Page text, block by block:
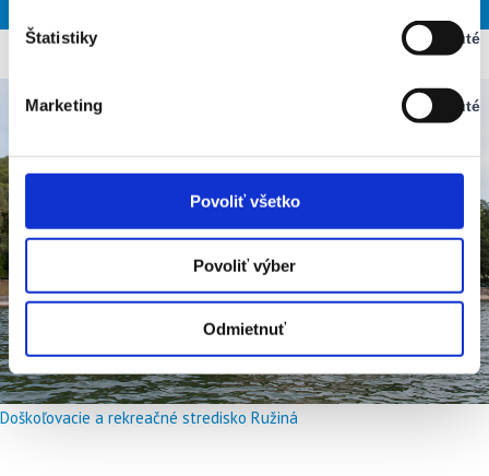
Štatistiky
Vypnuté
Stav:
Marketing
Vypnuté
Stav:
Povoliť všetko
Povoliť výber
Odmietnuť
Doškoľovacie a rekreačné stredisko Ružiná